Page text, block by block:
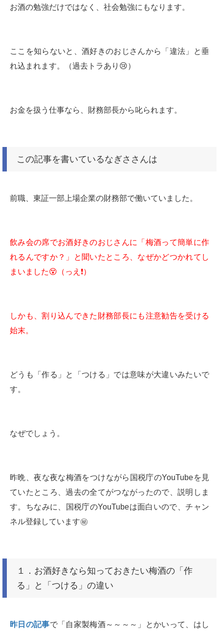
お酒の勉強だけではなく、社会勉強にもなります。
ここを知らないと、酒好きのおじさんから「違法」と垂
れ込まれます。（過去トラあり 😢）
お金を扱う仕事なら、財務部長から叱られます。
この記事を書いているなぎささんは
前職、東証一部上場企業の財務部で働いていました。
飲み会の席でお酒好きのおじさんに「梅酒って簡単に作
れるんですか？」と聞いたところ、なぜかどつかれてし
まいました😵 （っえ ❗️）
しかも、割り込んできた財務部長にも注意勧告を受ける
始末。
どうも「作る」と「つける」では意味が大違いみたいで
す。
なぜでしょう。
昨晩、夜な夜な梅酒をつけながら国税庁のYouTubeを見
ていたところ、過去の全てがつながったので、説明しま
す。ちなみに、国税庁のYouTubeは面白いので、チャン
ネル登録しています㊙️
１．お酒好きなら知っておきたい梅酒の「作
る」と「つける」の違い
昨日の記事で「自家製梅酒～～～～」とかいって、はし